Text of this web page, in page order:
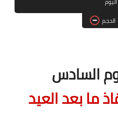
وصفات الطعام
تعليمات النظام
الحجم
السادس
ما بعد العيد